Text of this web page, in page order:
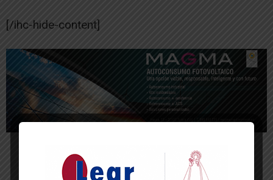
[/ihc-hide-content]
-- Publicidad --